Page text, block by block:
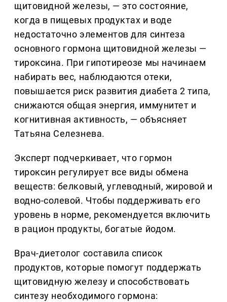
щитовидной железы, — это состояние,
когда в пищевых продуктах и воде
недостаточно элементов для синтеза
основного гормона щитовидной железы —
тироксина. При гипотиреозе мы начинаем
набирать вес, наблюдаются отеки,
повышается риск развития диабета 2 типа,
снижаются общая энергия, иммунитет и
когнитивная активность, — объясняет
Татьяна Селезнева.
Эксперт подчеркивает, что гормон
тироксин регулирует все виды обмена
веществ: белковый, углеводный, жировой и
водно-солевой. Чтобы поддерживать его
уровень в норме, рекомендуется включить
в рацион продукты, богатые йодом.
Врач-диетолог составила список
продуктов, которые помогут поддержать
щитовидную железу и способствовать
синтезу необходимого гормона: